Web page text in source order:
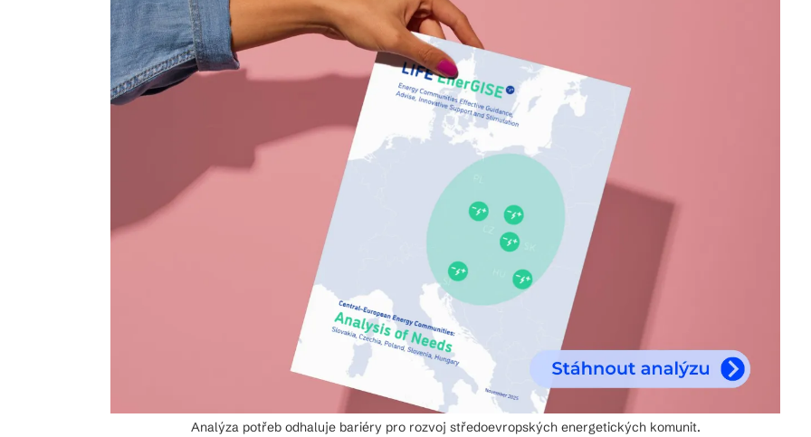
Analýza potřeb odhaluje bariéry pro rozvoj středoevropských energetických komunit.